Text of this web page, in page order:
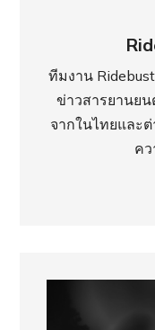
ทีมงาน
ข่าวสารยานย
จากในไทยและ
ค